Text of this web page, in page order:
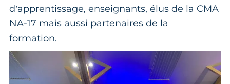
d’apprentissage, enseignants, élus de la CMA
NA-17 mais aussi partenaires de la
formation.